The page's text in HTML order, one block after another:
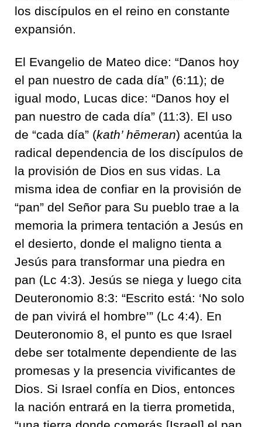
los discípulos en el reino en constante
expansión.
El Evangelio de Mateo dice: “Danos hoy
el pan nuestro de cada día” (6:11); de
igual modo, Lucas dice: “Danos hoy el
pan nuestro de cada día” (11:3). El uso
de “cada día” (kath’ hēmeran) acentúa la
radical dependencia de los discípulos de
la provisión de Dios en sus vidas. La
misma idea de confiar en la provisión de
“pan” del Señor para Su pueblo trae a la
memoria la primera tentación a Jesús en
el desierto, donde el maligno tienta a
Jesús para transformar una piedra en
pan (Lc 4:3). Jesús se niega y luego cita
Deuteronomio 8:3: “Escrito está: ‘No solo
de pan vivirá el hombre’” (Lc 4:4). En
Deuteronomio 8, el punto es que Israel
debe ser totalmente dependiente de las
promesas y la presencia vivificantes de
Dios. Si Israel confía en Dios, entonces
la nación entrará en la tierra prometida,